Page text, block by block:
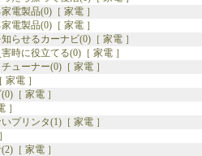
電製品(0)［ 家電 ］
電製品(0)［ 家電 ］
らせるカーナビ(0)［ 家電 ］
時に役立てる(0)［ 家電 ］
ューナー(0)［ 家電 ］
電 ］
［ 家電 ］
］
プリンタ(1)［ 家電 ］
［ 家電 ］